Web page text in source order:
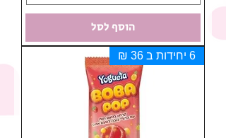
הוסף לסל
6 יחידות ב 36 ₪